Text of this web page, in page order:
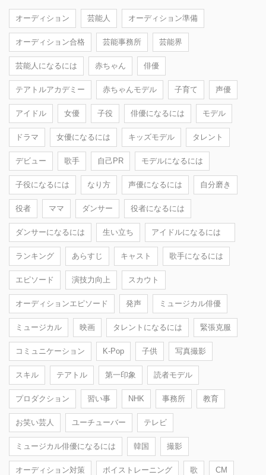
オーディション 芸能人 オーディション準備
オーディション合格 芸能事務所 芸能界
芸能人になるには 赤ちゃん 俳優
テアトルアカデミー 赤ちゃんモデル 子育て 声優
アイドル 女優 子役 俳優になるには モデル
ドラマ 女優になるには キッズモデル タレント
デビュー 歌手 自己PR モデルになるには
子役になるには なり方 声優になるには 自分磨き
役者 ママ ダンサー 役者になるには
ダンサーになるには 生い立ち アイドルになるには
ランキング あらすじ キャスト 歌手になるには
エピソード 演技力向上 スカウト
オーディションエピソード 発声 ミュージカル俳優
ミュージカル 映画 タレントになるには 緊張克服
コミュニケーション K-Pop 子供 写真撮影
スキル テアトル 第一印象 読者モデル
プロダクション 習い事 NHK 事務所 教育
お笑い芸人 ユーチューバー テレビ
ミュージカル俳優になるには 韓国 撮影
オーディション対策 ボイストレーニング 歌 CM